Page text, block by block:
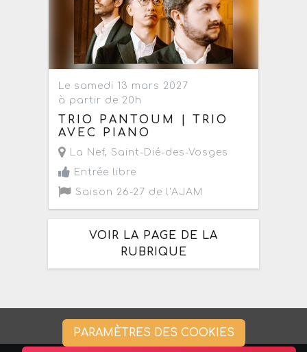
Le samedi 13 mars 2027
à partir de 20h
TRIO PANTOUM | TRIO
AVEC PIANO
La Nef, Saint-Dié-des-Vosges
Entrée libre
Saison 26-27 de l'AJAM
VOIR LA PAGE DE LA
RUBRIQUE
PARAMÈTRES DES COOKIES